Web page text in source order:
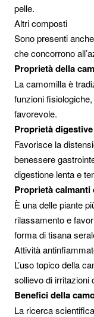
pelle.
Altri composti
Sono presenti
che concorrono
Proprietà della
La camomilla è
funzioni
favorevole.
Proprietà digestive
Favorisce la
benessere
digestione lenta e
Proprietà calmanti
È una delle piante
rilassamento e
forma di tisana
Attività
L’uso topico della
sollievo di irritazioni
Benefici della
La ricerca